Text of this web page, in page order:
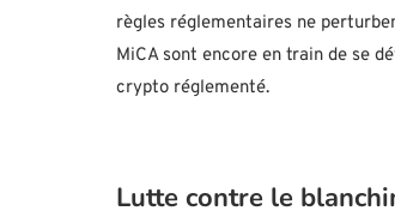
règles réglementaires ne
MiCA sont encore en train de se
crypto réglementé.
Lutte contre le